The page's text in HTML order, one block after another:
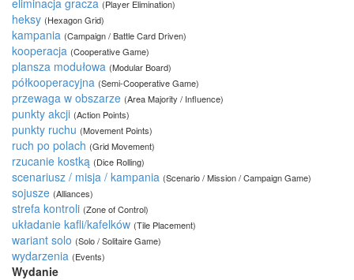
(Player Elimination)
heksy (Hexagon Grid)
kampania (Campaign / Battle Card Driven)
kooperacja (Cooperative Game)
plansza modułowa (Modular Board)
półkooperacyjna (Semi-Cooperative Game)
przewaga w obszarze (Area Majority / Influence)
punkty akcji (Action Points)
punkty ruchu (Movement Points)
ruch po polach (Grid Movement)
rzucanie kostką (Dice Rolling)
scenariusz / misja / kampania (Scenario / Mission / Campaign Game)
sojusze (Alliances)
strefa kontroli (Zone of Control)
układanie kafli/kafelków (Tile Placement)
wariant solo (Solo / Solitaire Game)
wydarzenia (Events)
Wydanie